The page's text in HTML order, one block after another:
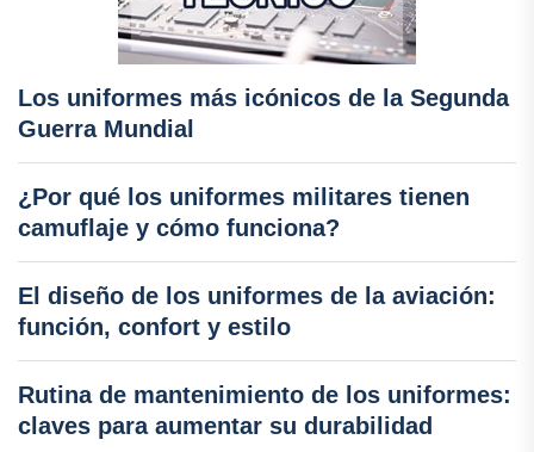
Los uniformes más icónicos de la Segunda
Guerra Mundial
¿Por qué los uniformes militares tienen
camuflaje y cómo funciona?
El diseño de los uniformes de la aviación:
función, confort y estilo
Rutina de mantenimiento de los uniformes:
claves para aumentar su durabilidad